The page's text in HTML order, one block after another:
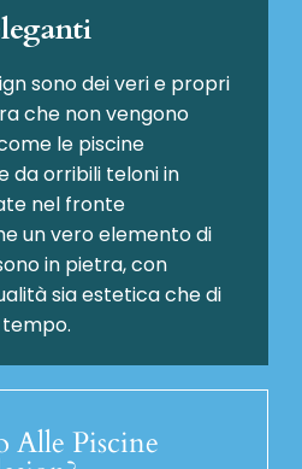
sono dei veri e propri
che non vengono
le piscine
da orribili teloni in
nel fronte
un vero elemento di
in pietra, con
sia estetica che di
Alle Piscine